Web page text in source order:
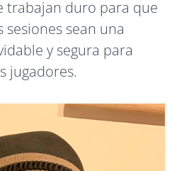
trabajan duro para que
sesiones sean una
y segura para
jugadores.